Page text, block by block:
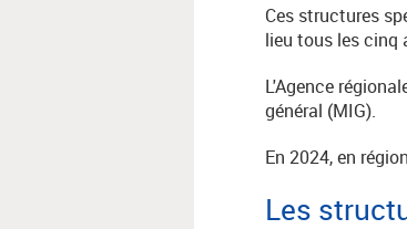
Ces structures
lieu tous les cinq
L'Agence
général (MIG).
En 2024, en
Les